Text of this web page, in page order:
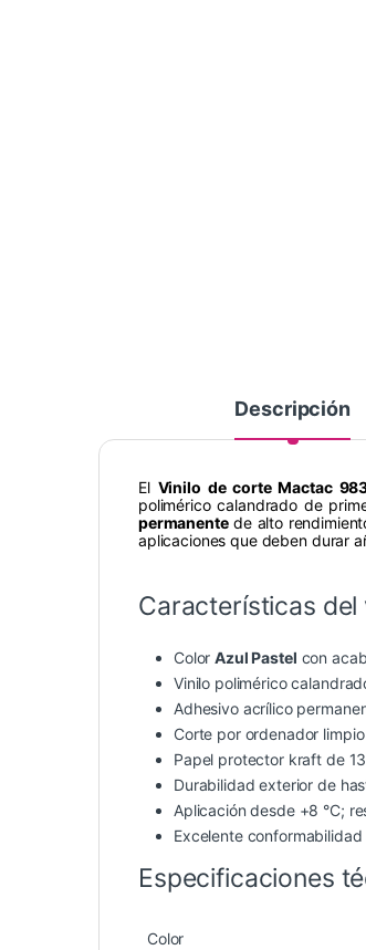
Descripción
El Vinilo de corte Mactac
polimérico calandrado de
permanentede alto
aplicaciones que deben durar
Características del
ColorAzul Pastel con
Vinilo polimérico
Adhesivo acrílico
Corte por ordenador
Papel protector kraft de
Durabilidad exterior de
Aplicación desde +8 °C;
Excelente
Especificaciones
Color